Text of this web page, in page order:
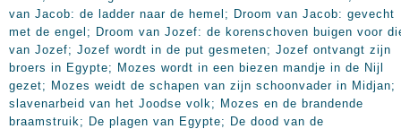
van Jacob: de ladder naar de hemel; Droom van Jacob: gevecht
met de engel; Droom van Jozef: de korenschoven buigen voor
van Jozef; Jozef wordt in de put gesmeten; Jozef ontvangt zijn
broers in Egypte; Mozes wordt in een biezen mandje in de Nijl
gezet; Mozes weidt de schapen van zijn schoonvader in Midjan;
slavenarbeid van het Joodse volk; Mozes en de brandende
braamstruik; De plagen van Egypte; De dood van de